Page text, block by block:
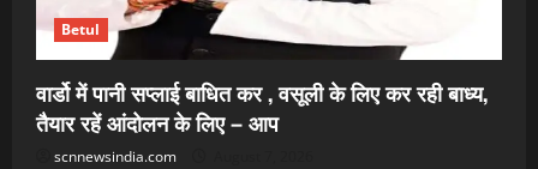
Betul
वार्डो में पानी सप्लाई बाधित कर , वसूली के लिए कर रही बाध्य,
तैयार रहें आंदोलन के लिए – आप
scnnewsindia.com